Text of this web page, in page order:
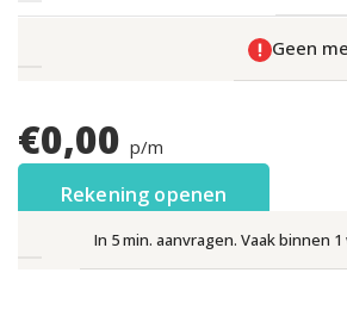
Geen
€0,00 p/m
Rekening openen
In 5 min. aanvragen. Vaak binnen